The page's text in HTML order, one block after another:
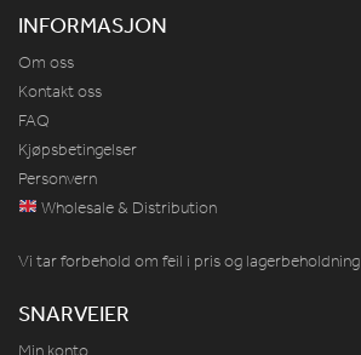
INFORMASJON
Om oss
Kontakt oss
FAQ
Kjøpsbetingelser
Personvern
Wholesale & Distribution
Vi tar forbehold om feil i pris og lagerbeholdning
SNARVEIER
Min konto